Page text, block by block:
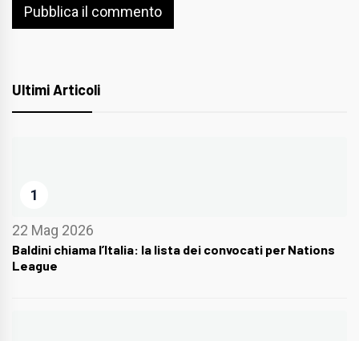
Ultimi Articoli
1
22 Mag 2026
Baldini chiama l’Italia: la lista dei convocati per Nations
League